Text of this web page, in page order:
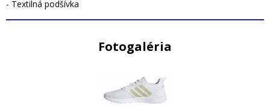
- Textilná podšívka
Fotogaléria